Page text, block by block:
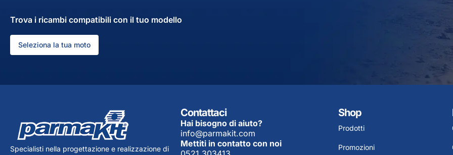
Trova i ricambi compatibili con il tuo modello
Seleziona la tua moto
Specialisti nella progettazione e realizzazione di
Contattaci
Hai bisogno di aiuto?
info@parmakit.com
Mettiti in contatto con noi
Shop
Prodotti
Promozioni